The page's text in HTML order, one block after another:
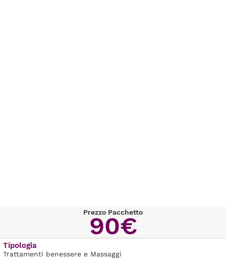
Prezzo Pacchetto
90€
Tipologia
Trattamenti benessere e Massaggi